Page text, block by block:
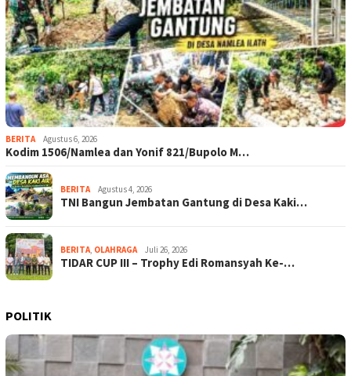
BERITA Agustus 6, 2026
Kodim 1506/Namlea dan Yonif 821/Bupolo M…
BERITA Agustus 4, 2026
TNI Bangun Jembatan Gantung di Desa Kaki…
BERITA, OLAHRAGA Juli 26, 2026
TIDAR CUP III – Trophy Edi Romansyah Ke-…
POLITIK